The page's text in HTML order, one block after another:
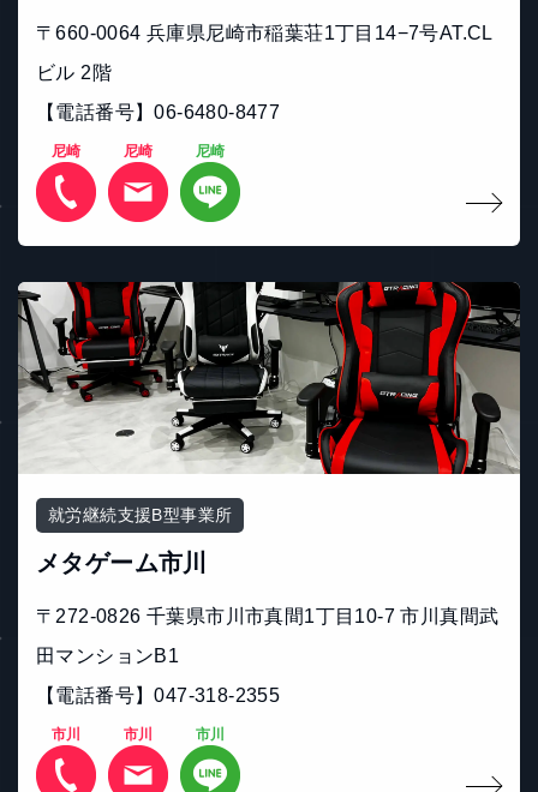
〒660-0064 兵庫県尼崎市稲葉荘1丁目14−7号AT.CL
ビル 2階
【電話番号】06-6480-8477
尼崎 尼崎 尼崎
就労継続支援B型事業所
メタゲーム市川
〒272-0826 千葉県市川市真間1丁目10-7 市川真間武
田マンションB1
【電話番号】047-318-2355
市川 市川 市川